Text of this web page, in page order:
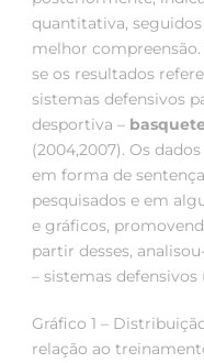
quantitativa,
melhor
se os resultados
sistemas defensivos
desportiva –
(2004,2007). Os
em forma de
pesquisados e em
e gráficos,
partir desses,
– sistemas defensivos
Gráfico 1 –
relação ao